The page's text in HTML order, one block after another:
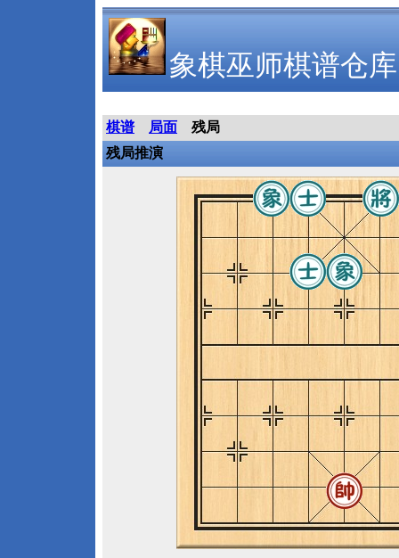
象棋巫师棋谱仓库
棋谱 局面
残局
残局推演